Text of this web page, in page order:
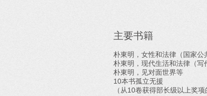
主要书籍
朴東明，女性和法律（国家公
朴東明，现代生活和法律（写
朴東明，见对面世界等
10本书孤立无援
（从10卷获得部长级以上奖